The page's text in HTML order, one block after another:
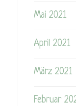
Mai 2021
April 2021
März 2021
Februar